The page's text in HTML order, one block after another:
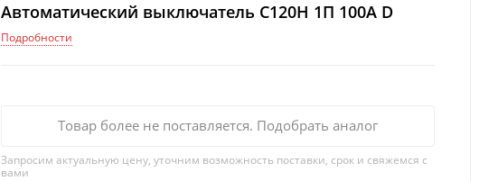
Автоматический выключатель C120H 1П 100A D
Подробности
Товар более не поставляется. Подобрать аналог
Запросим актуальную цену, уточним возможность поставки, срок и свяжемся с
вами